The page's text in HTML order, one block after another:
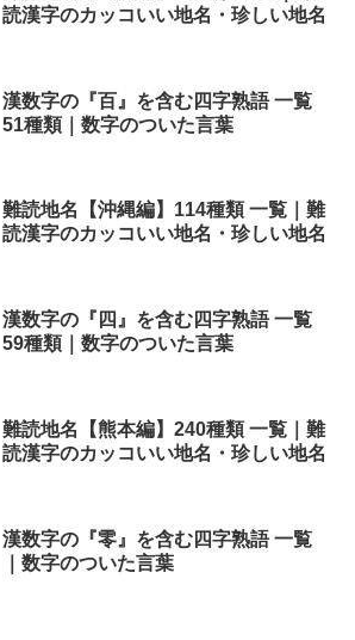
読漢字のカッコいい地名・珍しい地名
漢数字の『百』を含む四字熟語 一覧
51種類｜数字のついた言葉
難読地名【沖縄編】114種類 一覧｜難
読漢字のカッコいい地名・珍しい地名
漢数字の『四』を含む四字熟語 一覧
59種類｜数字のついた言葉
難読地名【熊本編】240種類 一覧｜難
読漢字のカッコいい地名・珍しい地名
漢数字の『零』を含む四字熟語 一覧
｜数字のついた言葉